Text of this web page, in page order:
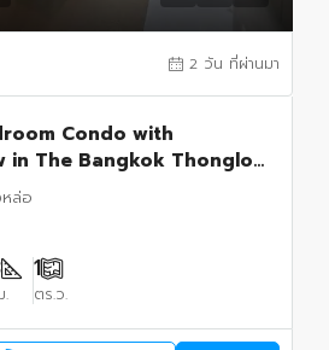
2 วัน ที่ผ่านมา
Condo with
in The Bangkok Thonglor
ล่อ
.
1
ตร.ว.